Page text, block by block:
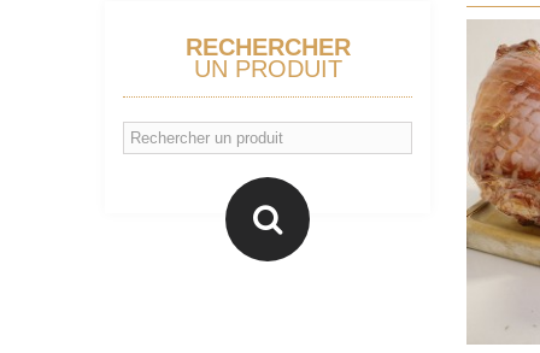
RECHERCHER
UN PRODUIT